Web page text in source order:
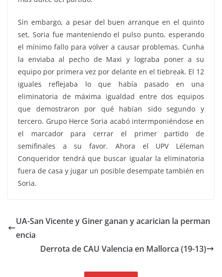
Sin embargo, a pesar del buen arranque en el quinto
set, Soria fue manteniendo el pulso punto, esperando
el mínimo fallo para volver a causar problemas. Cunha
la enviaba al pecho de Maxi y lograba poner a su
equipo por primera vez por delante en el tiebreak. El 12
iguales reflejaba lo que había pasado en una
eliminatoria de máxima igualdad entre dos equipos
que demostraron por qué habían sido segundo y
tercero. Grupo Herce Soria acabó intermponiéndose en
el marcador para cerrar el primer partido de
semifinales a su favor. Ahora el UPV Léleman
Conqueridor tendrá que buscar igualar la eliminatoria
fuera de casa y jugar un posible desempate también en
Soria.
UA-San Vicente y Giner ganan y acarician la perman
encia
Derrota de CAU Valencia en Mallorca (19-13)